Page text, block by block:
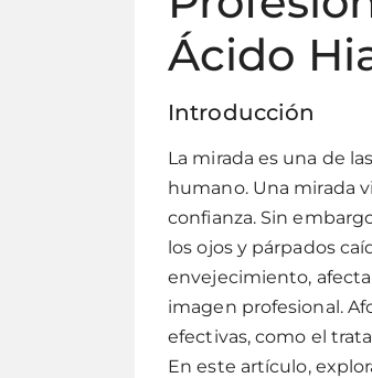
Ácido
Introducción
La mirada es una de
humano. Una mirada
confianza. Sin
los ojos y párpados
envejecimiento,
imagen profesional.
efectivas, como el
En este artículo,